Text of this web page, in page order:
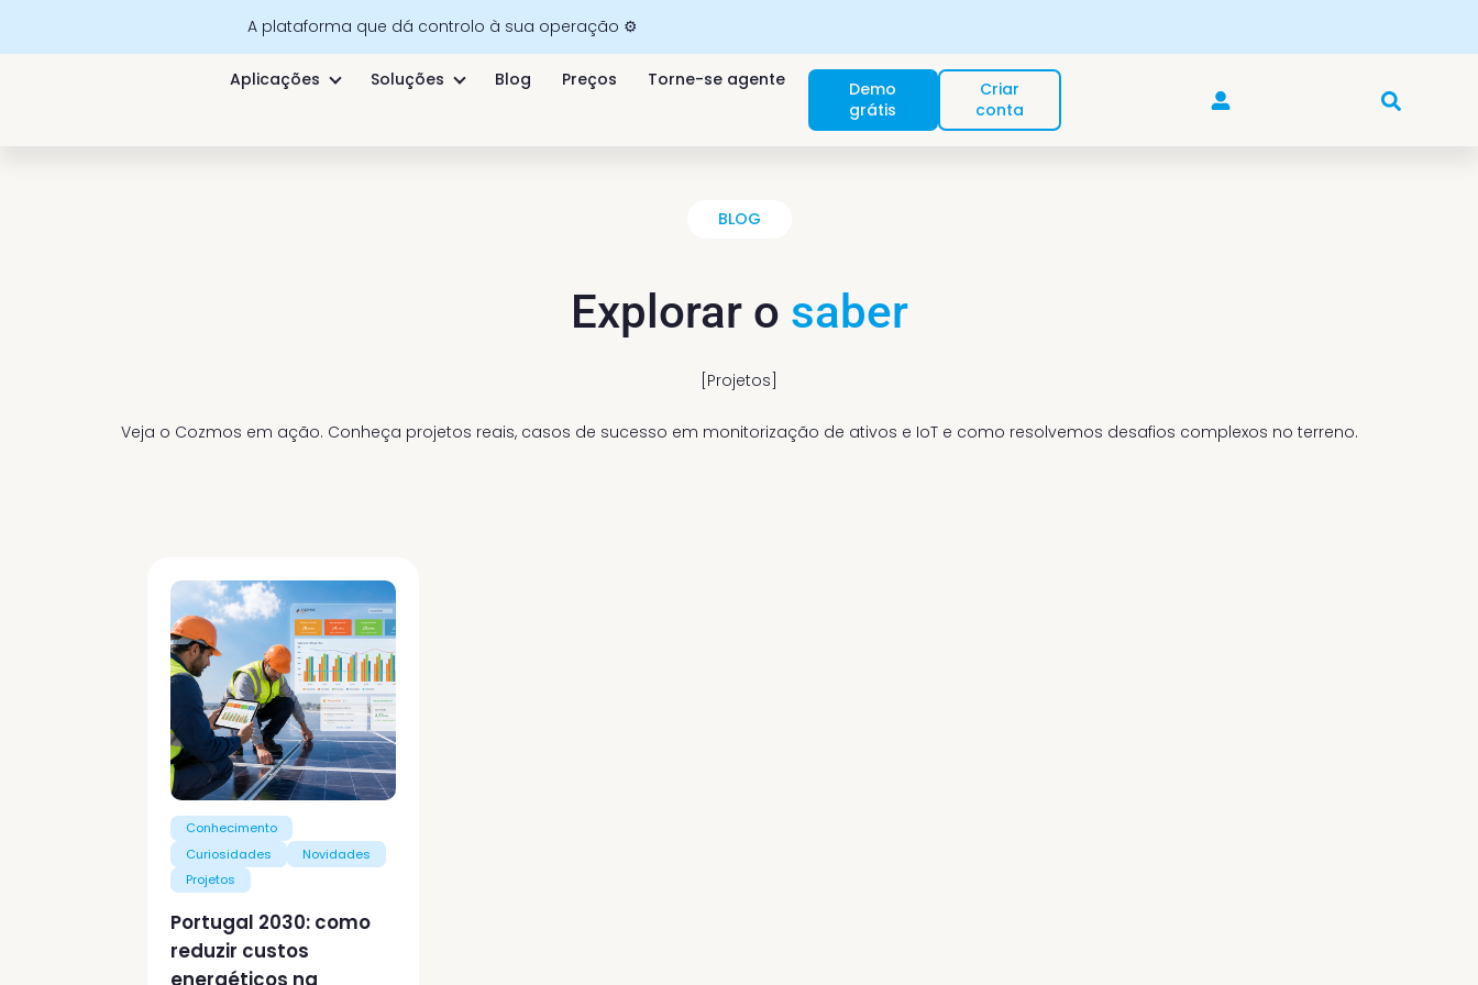
A plataforma que dá controlo à sua operação ⚙️
Aplicações Soluções Blog Preços Torne-se agente
Demo
grátis
Criar
conta
BLOG
Explorar o saber
[Projetos]
Veja o Cozmos em ação. Conheça projetos reais, casos de sucesso em monitorização de ativos e IoT e como resolvemos desafios complexos no terreno.
Conhecimento
Curiosidades
Novidades
Projetos
Portugal 2030: como
reduzir custos
energéticos na